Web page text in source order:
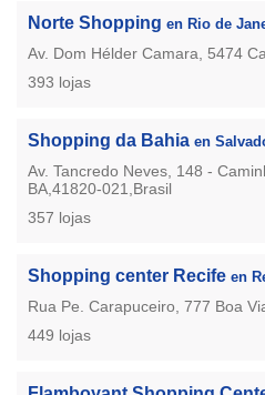
Norte Shopping en Rio de
Av. Dom Hélder Camara, 5474
393 lojas
Shopping da Bahia en
Av. Tancredo Neves, 148 -
BA,41820-021,Brasil
357 lojas
Shopping center Recife en
Rua Pe. Carapuceiro, 777 Boa
449 lojas